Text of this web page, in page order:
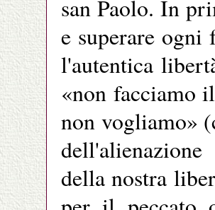
san Paolo. In
e superare
l'autentica
«non facciamo
non vogliamo»
della nostra